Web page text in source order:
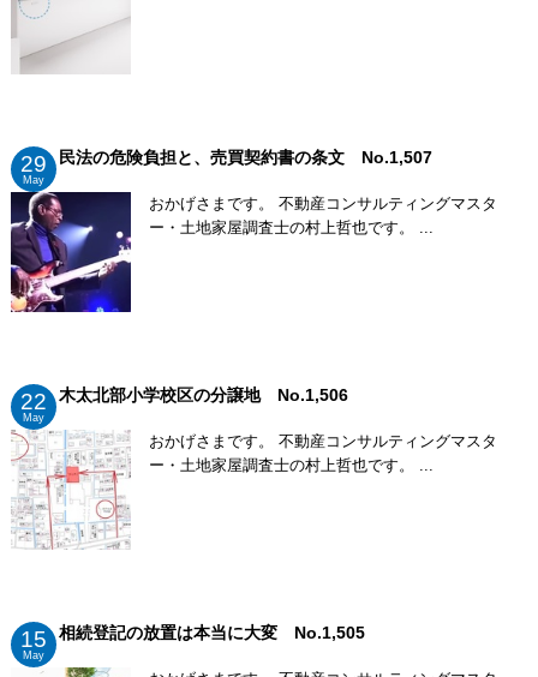
29
May
民法の危険負担と、売買契約書の条文 No.1,507
おかげさまです。 不動産コンサルティングマスタ
ー・土地家屋調査士の村上哲也です。 ...
22
May
木太北部小学校区の分譲地 No.1,506
おかげさまです。 不動産コンサルティングマスタ
ー・土地家屋調査士の村上哲也です。 ...
15
May
相続登記の放置は本当に大変 No.1,505